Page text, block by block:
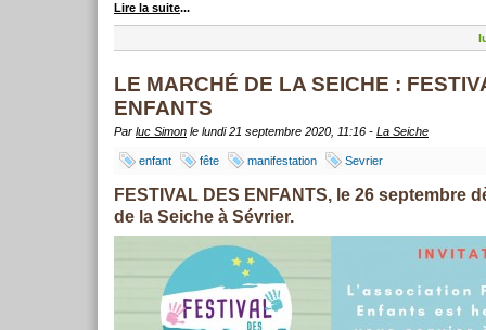
Lire la suite...
LE MARCHÉ DE LA SEICHE :
ENFANTS
Par luc Simon le lundi 21 septembre 2020, 11:16 - La Seiche
enfant fête manifestation Sevrier
FESTIVAL DES ENFANTS, le 26 septembre
de la Seiche à Sévrier.